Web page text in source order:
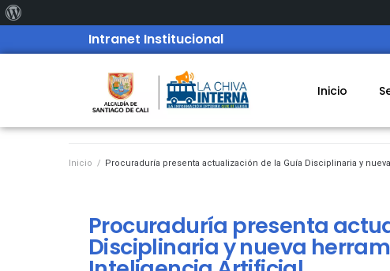
Intranet Institucional
Inicio
Inicio / Procuraduría presenta actualización de la Guía Disciplinaria y
Procuraduría presenta
Disciplinaria y nueva